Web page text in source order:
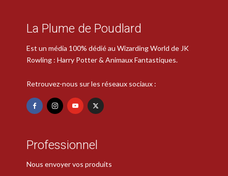
La Plume de Poudlard
Est un média 100% dédié au Wizarding World de JK
Rowling : Harry Potter & Animaux Fantastiques.
Retrouvez-nous sur les réseaux sociaux :
Professionnel
Nous envoyer vos produits